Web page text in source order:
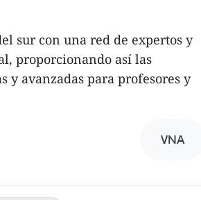
sur con una red de expertos y
proporcionando así las
y avanzadas para profesores y
VNA